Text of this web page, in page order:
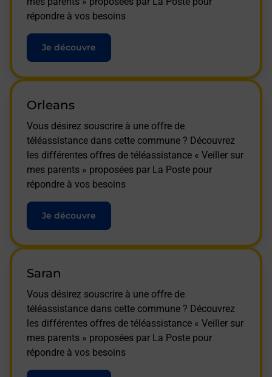
répondre à vos besoins
Je découvre
Orleans
Vous désirez souscrire à une offre de
téléassistance dans cette commune ? Découvrez
les différentes offres de téléassistance « Veiller sur
mes parents » proposées par La Poste pour
répondre à vos besoins
Je découvre
Saran
Vous désirez souscrire à une offre de
téléassistance dans cette commune ? Découvrez
les différentes offres de téléassistance « Veiller sur
mes parents » proposées par La Poste pour
répondre à vos besoins